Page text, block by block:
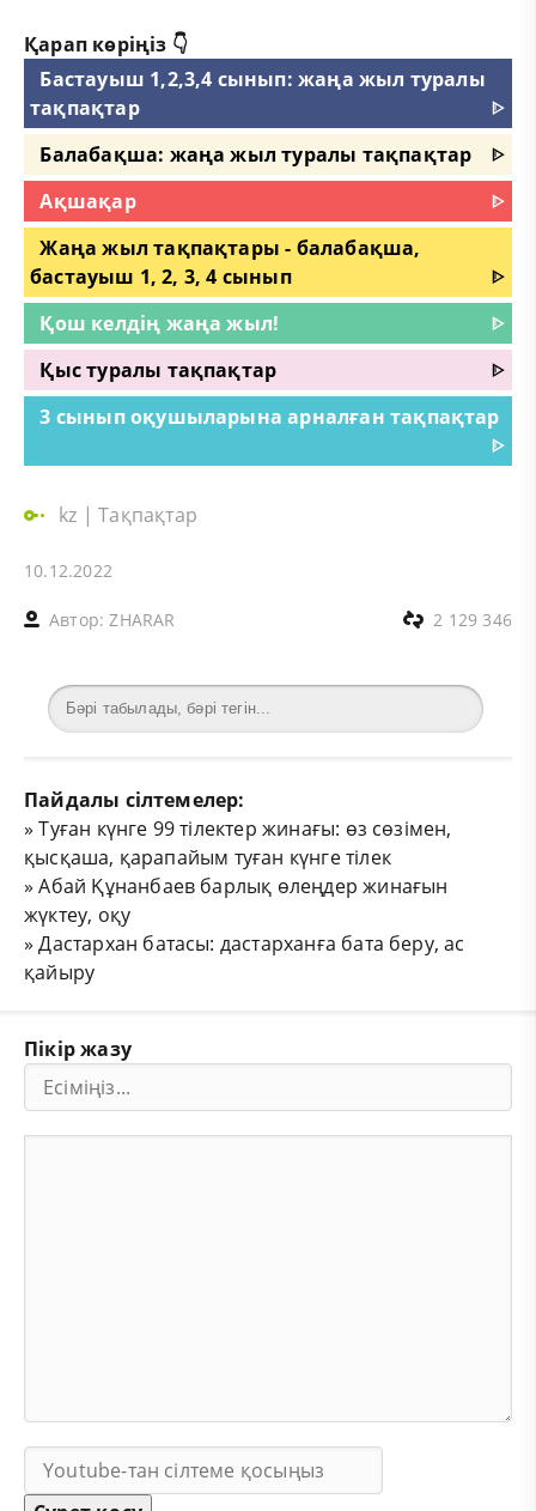
Қарап көріңіз 👇
Бастауыш 1,2,3,4 сынып: жаңа жыл туралы
тақпақтар
ᐈ
Балабақша: жаңа жыл туралы тақпақтар
ᐈ
Ақшақар
ᐈ
Жаңа жыл тақпақтары - балабақша,
бастауыш 1, 2, 3, 4 сынып
ᐈ
Қош келдің жаңа жыл!
ᐈ
Қыс туралы тақпақтар
ᐈ
3 сынып оқушыларына арналған тақпақтар
ᐈ
kz |Тақпақтар
10.12.2022
Автор:ZHARAR 2 129 346
Пайдалы сілтемелер:
»Туған күнге 99 тілектер жинағы: өз сөзімен,
қысқаша, қарапайым туған күнге тілек
»Абай Құнанбаев барлық өлеңдер жинағын
жүктеу, оқу
»Дастархан батасы: дастарханға бата беру, ас
қайыру
Пікір жазу